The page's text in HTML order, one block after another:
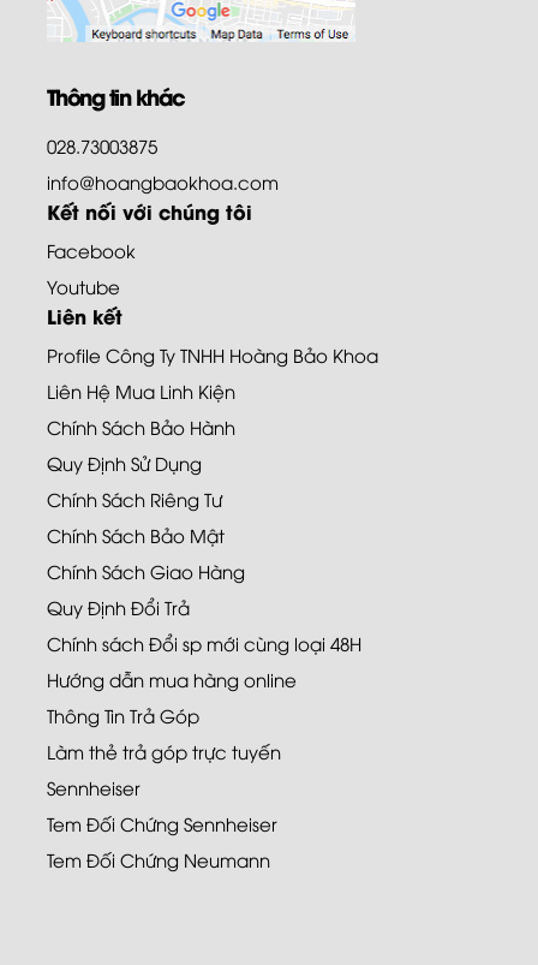
Thông tin khác
028.73003875
info@hoangbaokhoa.com
Kết nối với chúng tôi
Facebook
Youtube
Liên kết
Profile Công Ty TNHH Hoàng Bảo Khoa
Liên Hệ Mua Linh Kiện
Chính Sách Bảo Hành
Quy Định Sử Dụng
Chính Sách Riêng Tư
Chính Sách Bảo Mật
Chính Sách Giao Hàng
Quy Định Đổi Trả
Chính sách Đổi sp mới cùng loại 48H
Hướng dẫn mua hàng online
Thông Tin Trả Góp
Làm thẻ trả góp trực tuyến
Sennheiser
Tem Đối Chứng Sennheiser
Tem Đối Chứng Neumann